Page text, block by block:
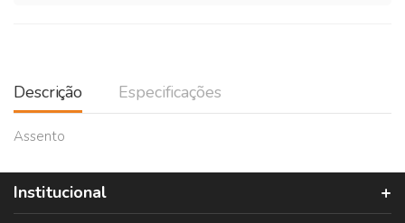
Descrição Especificações
Assento
Institucional